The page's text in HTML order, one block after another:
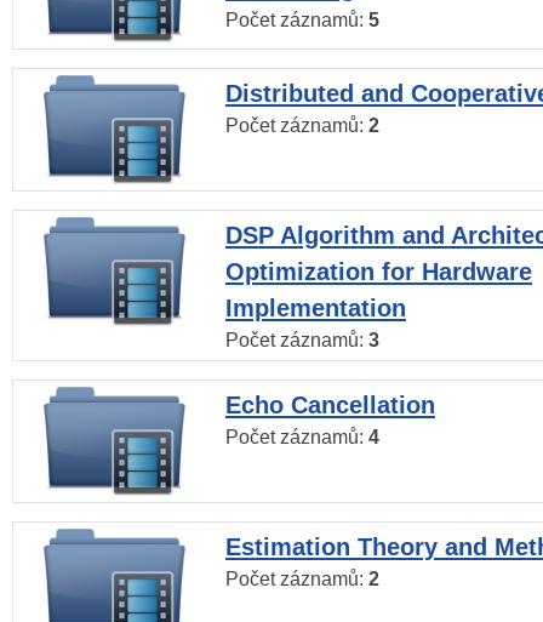
Počet záznamů: 5
Distributed and
Počet záznamů: 2
DSP Algorithm and
Optimization for Hardware
Implementation
Počet záznamů: 3
Echo Cancellation
Počet záznamů: 4
Estimation Theory and
Počet záznamů: 2